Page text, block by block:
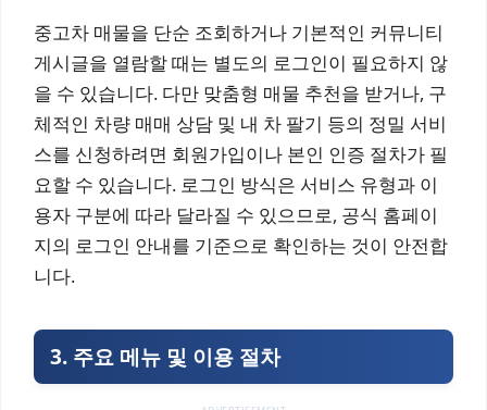
중고차 매물을 단순 조회하거나 기본적인 커뮤니티
게시글을 열람할 때는 별도의 로그인이 필요하지 않
을 수 있습니다. 다만 맞춤형 매물 추천을 받거나, 구
체적인 차량 매매 상담 및 내 차 팔기 등의 정밀 서비
스를 신청하려면 회원가입이나 본인 인증 절차가 필
요할 수 있습니다. 로그인 방식은 서비스 유형과 이
용자 구분에 따라 달라질 수 있으므로, 공식 홈페이
지의 로그인 안내를 기준으로 확인하는 것이 안전합
니다.
3. 주요 메뉴 및 이용 절차